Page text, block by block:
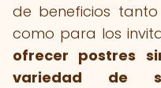
de beneficios
como para los
ofrecer postres
variedad de